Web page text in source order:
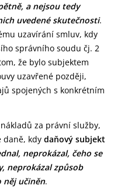
a nejsou tedy
uvedené skutečnosti.
uzavírání smluv, kdy
správního soudu čj. 2
že bylo subjektem
uzavřené později,
spojených s konkrétním
za právní služby,
daně, kdy daňový subjekt
neprokázal, čeho se
neprokázal způsob
něj učiněn.